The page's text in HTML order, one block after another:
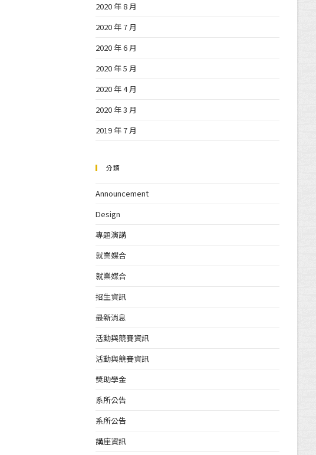
2020 年 8 月
2020 年 7 月
2020 年 6 月
2020 年 5 月
2020 年 4 月
2020 年 3 月
2019 年 7 月
分類
Announcement
Design
專題演講
就業媒合
就業媒合
招生資訊
最新消息
活動與競賽資訊
活動與競賽資訊
獎助學金
系所公告
系所公告
講座資訊